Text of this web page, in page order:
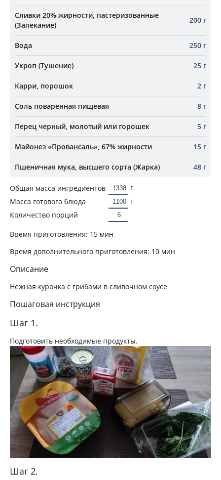
Сливки 20% жирности, пастеризованные
(Запекание)
200 г
Вода 250 г
Укроп (Тушение) 25 г
Карри, порошок 2 г
Соль поваренная пищевая 8 г
Перец черный, молотый или горошек 5 г
Майонез «Провансаль», 67% жирности 15 г
Пшеничная мука, высшего сорта (Жарка) 48 г
Общая масса ингредиентов
г
Масса готового блюда
г
Количество порций
Время приготовления: 15 мин
Время дополнительного приготовления: 10 мин
Описание
Нежная курочка с грибами в сливочном соусе
Пошаговая инструкция
Шаг 1.
Подготовить необходимые продукты.
Шаг 2.